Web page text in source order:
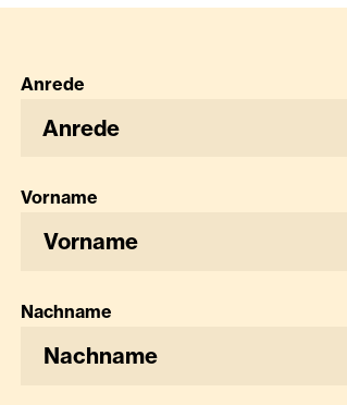
Anrede
Anrede
Vorname
Nachname